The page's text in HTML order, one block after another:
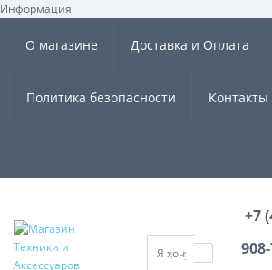
Информация
О магазине Доставка и Оплата
Политика безопасности Контакты
+7